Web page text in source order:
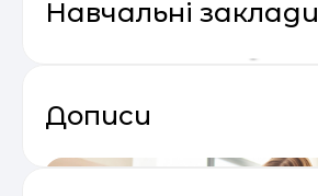
Навчальні заклади
Дописи